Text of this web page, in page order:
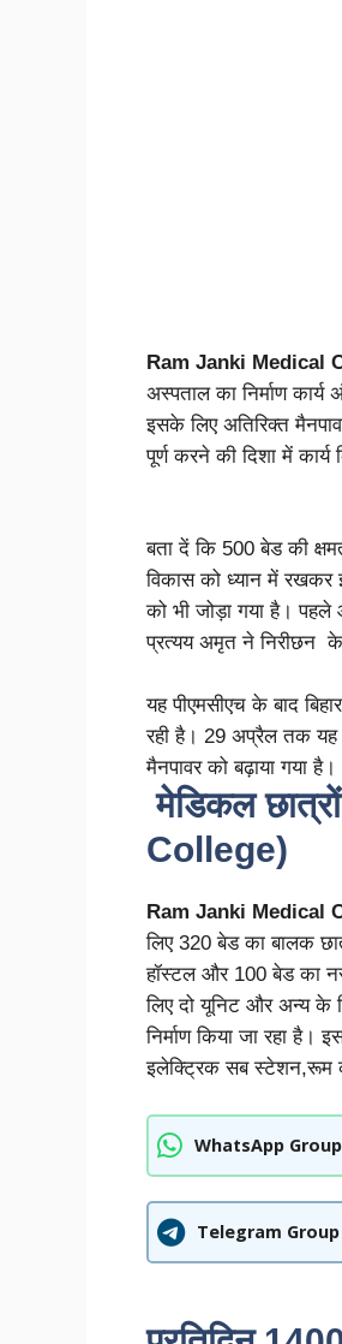
Ram Janki Medical
अस्पताल का निर्माण
इसके लिए अतिरिक्त
पूर्ण करने की दिशा में
बता दें कि 500 बेड की
विकास को ध्यान में
को भी जोड़ा गया है। पहले
प्रत्यय अमृत ने निरीछन के
यह पीएमसीएच के बाद
रही है। 29 अप्रैल तक यह
मैनपावर को बढ़ाया गया है।
मेडिकल
College)
Ram Janki Medical
लिए 320 बेड का बालक
हॉस्टल और 100 बेड का
लिए दो यूनिट और अन्य के
निर्माण किया जा रहा है।
इलेक्ट्रिक सब स्टेशन,रूम
WhatsApp Group
Telegram Group